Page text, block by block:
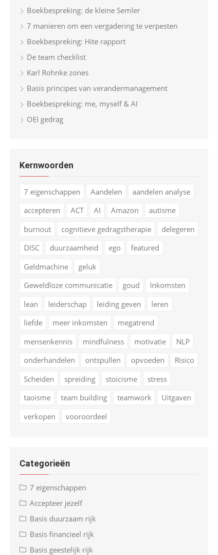
Boekbespreking: de kleine Semler
7 manieren om een vergadering te verpesten
Boekbespreking: Hite rapport
De team checklist
Karl Rohnke zones
Basis principes van verandermanagement
Boekbespreking: me, myself & AI
OEI gedrag
Kernwoorden
7 eigenschappen Aandelen
aandelen analyse
accepteren
ACT AI Amazon
autisme
burnout
cognitieve gedragstherapie
delegeren
DISC
duurzaamheid ego
featured
Geldmachine
geluk
Geweldloze communicatie
goud
Inkomsten
lean
leiderschap leiding geven
leren
liefde
meer inkomsten
megatrend
mensenkennis
mindfulness motivatie
NLP
onderhandelen
ontspullen opvoeden
Risico
Scheiden
spreiding stoicisme
stress
taoisme
team building teamwork
Uitgaven
verkopen
vooroordeel
Categorieën
7 eigenschappen
Accepteer jezelf
Basis duurzaam rijk
Basis financieel rijk
Basis geestelijk rijk